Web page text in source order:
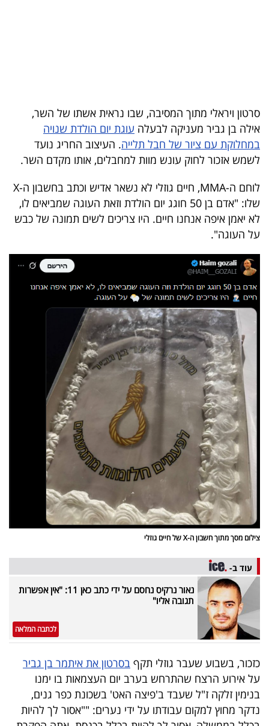
הכלכלי
פודקאסט
40
UNDER
40
פעולה
דרושים
ניוזלטרים
מייל
אדום
פרסמו
באייס
עקבו
אחרינו:
סרטון ויראלי מתוך המסיבה, שבו נראית אשתו של השר,
אילה בן גביר מעניקה לבעלה עוגת יום הולדת שנויה
במחלוקת עם ציור של חבל תלייה. העיצוב החריג נועד
לשמש אזכור לחוק עונש מוות למחבלים, אותו מקדם השר.
לוחם ה-MMA, חיים גוזלי לא נשאר אדיש וכתב בחשבון ה-X
שלו: "אדם בן 50 חוגג יום הולדת וזאת העוגה שמביאים לו,
לא יאמן איפה אנחנו חיים. היו צריכים לשים תמונה של כבש
על העוגה".
צילום מסך מתוך חשבון ה-X של חיים גוזלי
עוד ב-
נאור נרקיס נחסם על ידי כתב כאן 11: "אין אפשרות
תגובה אליו"
לכתבה המלאה
כזכור, בשבוע שעבר גוזלי תקף בסרטון את איתמר בן גביר
על אירוע הרצח שהתרחש בערב יום העצמאות בו ימנו
בנימין זלקה ז"ל שעבד ב'פיצה האט' בשכונת כפר גנים,
נדקר מחוץ למקום עבודתו על ידי נערים: ""אסור לך להיות